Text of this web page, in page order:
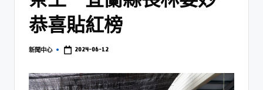
恭喜貼紅榜
新聞中心 2024-06-12